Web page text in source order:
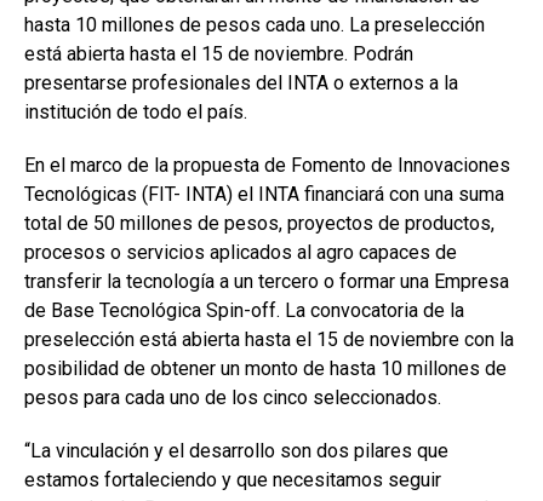
b
o
o
s
A
p
dI
n
p
ar
tir
hasta 10 millones de pesos cada uno. La preselección
está abierta hasta el 15 de noviembre. Podrán
presentarse profesionales del INTA o externos a la
institución de todo el país.
En el marco de la propuesta de Fomento de Innovaciones
Tecnológicas (FIT- INTA) el INTA financiará con una suma
total de 50 millones de pesos, proyectos de productos,
procesos o servicios aplicados al agro capaces de
transferir la tecnología a un tercero o formar una Empresa
de Base Tecnológica Spin-off. La convocatoria de la
preselección está abierta hasta el 15 de noviembre con la
posibilidad de obtener un monto de hasta 10 millones de
pesos para cada uno de los cinco seleccionados.
“La vinculación y el desarrollo son dos pilares que
estamos fortaleciendo y que necesitamos seguir